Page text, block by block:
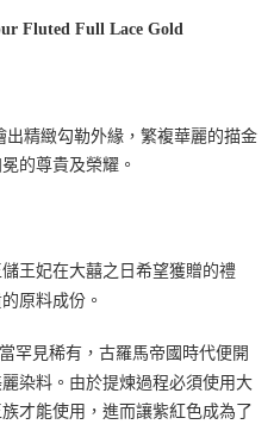
Fluted Full Lace Gold
精緻勾勒外緣，繁複華麗的描金
的尊貴及榮耀。
王妃在大囍之日希望獲贈的禮
原料成份。
罕見稀有，古羅馬帝國時代便開
染料。由於提煉過程必須使用大
才能使用，進而讓紫紅色成為了